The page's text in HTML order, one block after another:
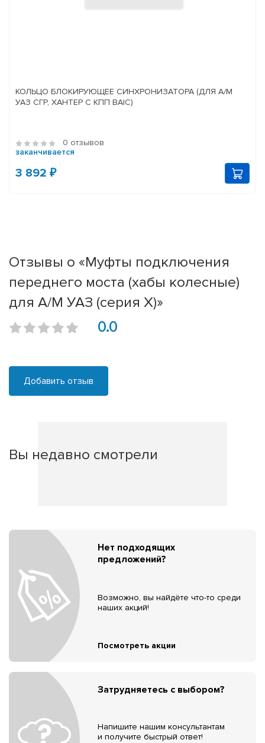
КОЛЬЦО БЛОКИРУЮЩЕЕ СИНХРОНИЗАТОРА (ДЛЯ А/М
УАЗ СГР, ХАНТЕР С КПП BAIC)
0 отзывов
заканчивается
3 892 ₽
Отзывы о «Муфты подключения
переднего моста (хабы колесные)
для А/М УАЗ (серия Х)»
0.0
Добавить отзыв
Вы недавно смотрели
Нет подходящих
предложений?
Возможно, вы найдёте что-то среди
наших акций!
Посмотреть акции
Затрудняетесь с выбором?
Напишите нашим консультантам
и получите быстрый ответ!